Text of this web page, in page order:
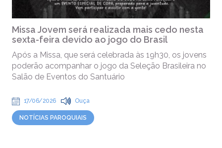
Missa Jovem será realizada mais cedo nesta
sexta-feira devido ao jogo do Brasil
Após a Missa, que será celebrada às 19h30, os jovens
poderão acompanhar o jogo da Seleção Brasileira no
Salão de Eventos do Santuário
17/06/2026 Ouça
NOTÍCIAS PAROQUIAIS